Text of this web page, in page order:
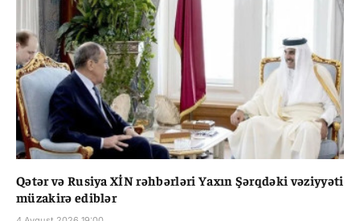
Qətər və Rusiya XİN rəhbərləri Yaxın Şərqdəki vəziyyəti
müzakirə ediblər